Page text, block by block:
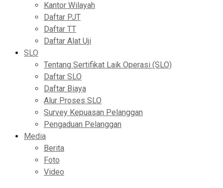
Kantor Wilayah
Daftar PJT
Daftar TT
Daftar Alat Uji
SLO
Tentang Sertifikat Laik Operasi (SLO)
Daftar SLO
Daftar Biaya
Alur Proses SLO
Survey Kepuasan Pelanggan
Pengaduan Pelanggan
Media
Berita
Foto
Video